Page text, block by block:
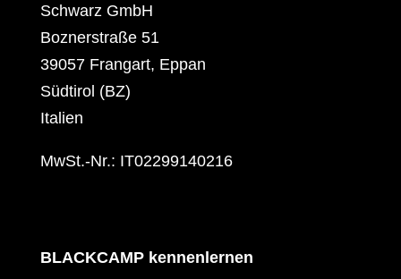
Schwarz GmbH
Boznerstraße 51
39057 Frangart, Eppan
Südtirol (BZ)
Italien
MwSt.-Nr.: IT02299140216
BLACKCAMP kennenlernen